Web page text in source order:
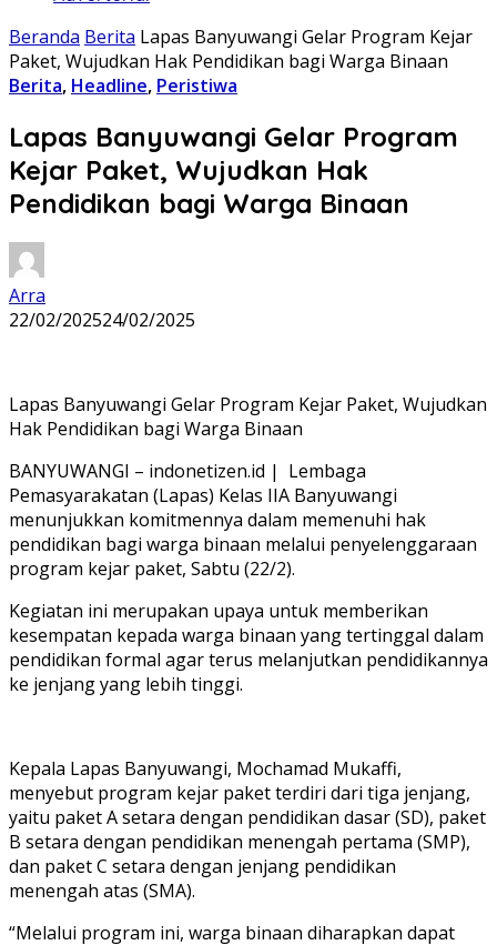
Beranda Berita Lapas Banyuwangi Gelar Program Kejar
Paket, Wujudkan Hak Pendidikan bagi Warga Binaan
Berita, Headline, Peristiwa
Lapas Banyuwangi Gelar Program
Kejar Paket, Wujudkan Hak
Pendidikan bagi Warga Binaan
Arra
22/02/202524/02/2025
Lapas Banyuwangi Gelar Program Kejar Paket, Wujudkan
Hak Pendidikan bagi Warga Binaan
BANYUWANGI – indonetizen.id | Lembaga
Pemasyarakatan (Lapas) Kelas IIA Banyuwangi
menunjukkan komitmennya dalam memenuhi hak
pendidikan bagi warga binaan melalui penyelenggaraan
program kejar paket, Sabtu (22/2).
Kegiatan ini merupakan upaya untuk memberikan
kesempatan kepada warga binaan yang tertinggal dalam
pendidikan formal agar terus melanjutkan pendidikannya
ke jenjang yang lebih tinggi.
Kepala Lapas Banyuwangi, Mochamad Mukaffi,
menyebut program kejar paket terdiri dari tiga jenjang,
yaitu paket A setara dengan pendidikan dasar (SD), paket
B setara dengan pendidikan menengah pertama (SMP),
dan paket C setara dengan jenjang pendidikan
menengah atas (SMA).
“Melalui program ini, warga binaan diharapkan dapat